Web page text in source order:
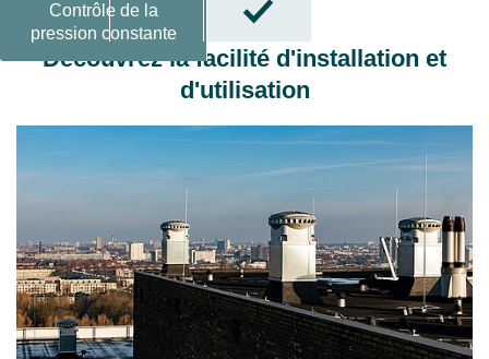
Contrôle de la
pression constante
Découvrez la facilité d'installation et
d'utilisation